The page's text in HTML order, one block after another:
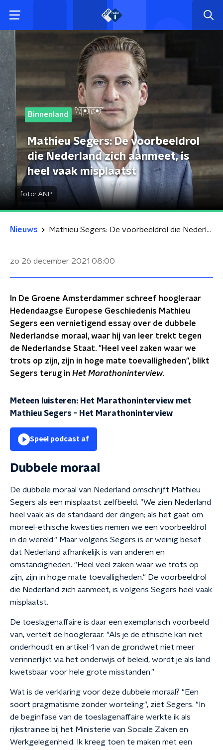
Binnenland
Mathieu Segers: De voorbeeldrol
die Nederland zich aanmeet, is
heel vaak misplaatst
foto: ANP
Nieuws Mathieu Segers: De voorbeeldrol die Nederland zich aanmeet, is heel vaak misplaatst
zo 26 december 2021 08:00
In De Groene Amsterdammer schreef hoogleraar
Hedendaagse Europese Geschiedenis Mathieu
Segers een vernietigend essay over de dubbele
Nederlandse moraal, waar hij van leer trekt tegen
de Nederlandse Staat. "Heel veel zaken waar we
trots op zijn, zijn in hoge mate toevalligheden", blikt
Segers terug in Het Marathoninterview.
Meteen luisteren: Het Marathoninterview met
Mathieu Segers - Het Marathoninterview
Speel podcast af
Dubbele moraal
De dubbele moraal van Nederland omschrijft Mathieu
Segers als een misplaatst zelfbeeld. "We zien Nederland
heel vaak als de standaard der dingen; als het gaat om
moreel-ethische kwesties nemen we een voorbeeldrol
in de wereld." Maar volgens Segers is er weinig besef
dat Nederland afhankelijk is van anderen en
omstandigheden. "Heel veel zaken waar we trots op
zijn, zijn in hoge mate toevalligheden." De voorbeeldrol
die Nederland zich aanmeet, is volgens Segers heel vaak
misplaatst.
De toeslagenaffaire is daar een exemplarisch voorbeeld
van, vertelt de hoogleraar. "Als je de ethische kan niet
onderhoudt en artikel-1 van de grondwet niet meer
verinnerlijkt via het onderwijs of beleid, wordt je als land
kwetsbaar voor hele grote misstanden."
Wat is de verklaring voor deze dubbele moraal? "Een
soort pragmatisme zonder worteling", ziet Segers. "In
de beginfase van de toeslagenaffaire werkte ik als
rijkstrainee bij het Ministerie van Sociale Zaken en
Werkgelegenheid. Ik kreeg toen te maken met een